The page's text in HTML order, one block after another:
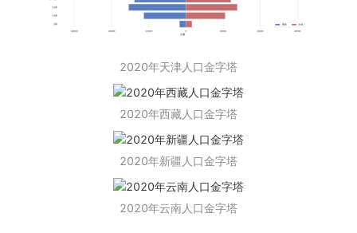
2020年天津人口金字塔
2020年西藏人口金字塔
2020年新疆人口金字塔
2020年云南人口金字塔